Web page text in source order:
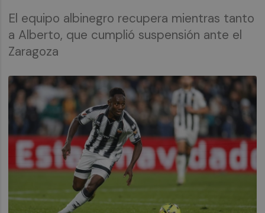
El equipo albinegro recupera mientras tanto
a Alberto, que cumplió suspensión ante el
Zaragoza